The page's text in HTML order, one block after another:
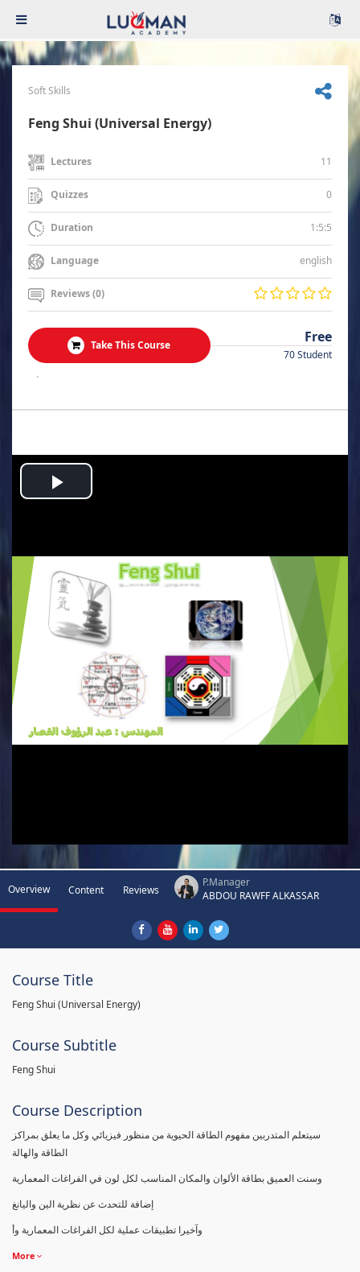
Soft Skills
Feng Shui (Universal Energy)
Lectures 11
Quizzes 0
Duration 1:5:5
Language english
Reviews (0)
Take This Course Free
70 Student
.
Play
Overview Content Reviews
P.Manager
ABDOU RAWFF ALKASSAR
Course Title
Feng Shui (Universal Energy)
Course Subtitle
Feng Shui
Course Description
سيتعلم المتدربين مفهوم الطاقة الحيوية من منظور فيزيائي وكل ما يعلق بمراكز
الطاقة والهالة
وسنت العميق بطاقة الألوان والمكان المناسب لكل لون في الفراغات المعمارية
إضافة للتحدث عن نظرية الين واليانغ
وآخيرا تطبيقات عملية لكل الفراغات المعمارية وأ
More